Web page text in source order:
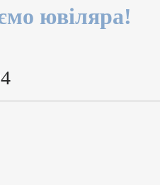
ювіляра!